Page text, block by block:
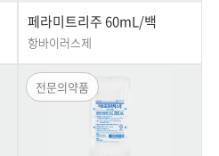
페라미트리주 60mL/백
항바이러스제
전문의약품